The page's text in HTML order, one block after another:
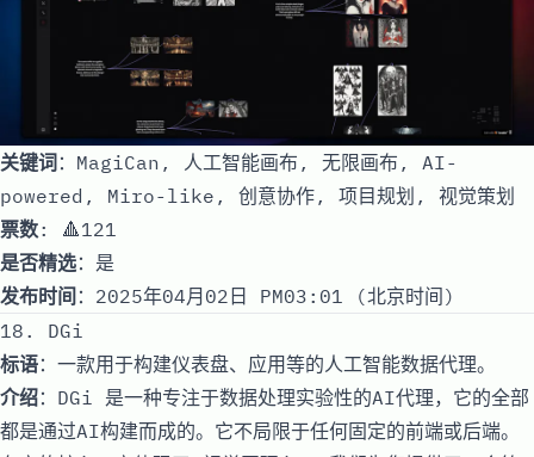
关键词：MagiCan, 人工智能画布, 无限画布, AI-
powered, Miro-like, 创意协作, 项目规划, 视觉策划
票数: 🔺121
是否精选：是
发布时间 ：2025年04月02日 PM03:01 (北京时间)
18. DGi
标语：一款用于构建仪表盘、应用等的人工智能数据代理。
介绍：DGi 是一种专注于数据处理实验性的AI代理，它的全部
都是通过AI构建而成的。它不局限于任何固定的前端或后端。